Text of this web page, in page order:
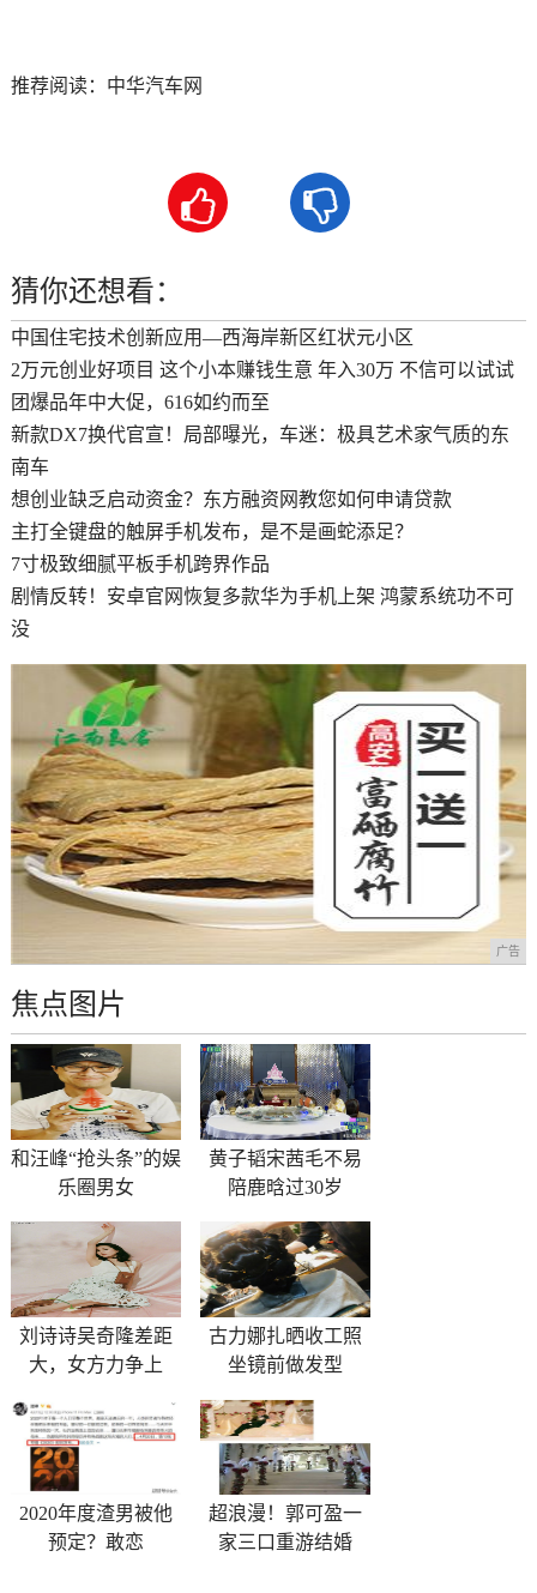
推荐阅读： 中华汽车网
 
猜你还想看：
中国住宅技术创新应用—西海岸新区红状元小区
2万元创业好项目 这个小本赚钱生意 年入30万 不信可以试试
团爆品年中大促，616如约而至
新款DX7换代官宣！局部曝光，车迷：极具艺术家气质的东
南车
想创业缺乏启动资金？东方融资网教您如何申请贷款
主打全键盘的触屏手机发布，是不是画蛇添足？
7寸极致细腻平板手机跨界作品
剧情反转！安卓官网恢复多款华为手机上架 鸿蒙系统功不可
没
广告
焦点图片
和汪峰“抢头条”的娱
乐圈男女
黄子韬宋茜毛不易
陪鹿晗过30岁
刘诗诗吴奇隆差距
大，女方力争上
古力娜扎晒收工照
坐镜前做发型
2020年度渣男被他
预定？敢恋
超浪漫！郭可盈一
家三口重游结婚